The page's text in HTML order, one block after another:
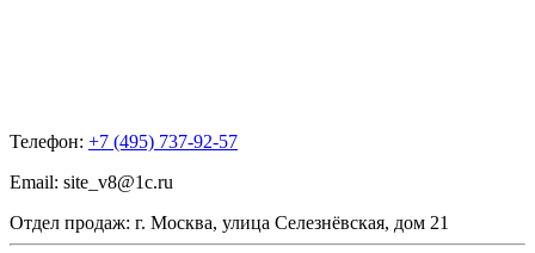
Телефон: +7 (495) 737-92-57
Email: site_v8@1c.ru
Отдел продаж: г. Москва, улица Селезнёвская, дом 21